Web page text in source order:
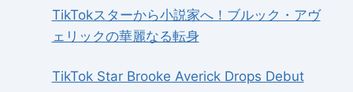
TikTokスターから小説家へ！ブルック・アヴ
ェリックの華麗なる転身
TikTok Star Brooke Averick Drops Debut